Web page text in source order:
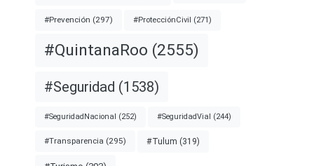
#Prevención (297) #ProtecciónCivil (271)
#QuintanaRoo (2555)
#Seguridad (1538)
#SeguridadNacional (252) #SeguridadVial (244)
#Transparencia (295) #Tulum (319)